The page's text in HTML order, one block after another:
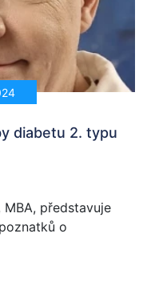
diabetu 2. typu
MBA, představuje
o